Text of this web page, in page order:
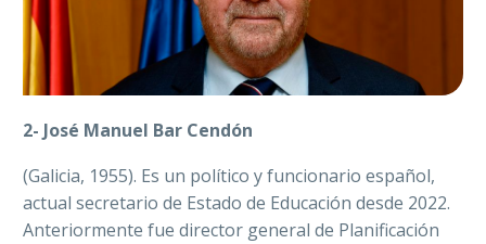
2- José Manuel Bar Cendón
(Galicia, 1955). Es un político y funcionario español,
actual secretario de Estado de Educación desde 2022.
Anteriormente fue director general de Planificación